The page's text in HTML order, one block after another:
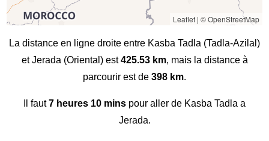
Leaflet| © OpenStreetMap
La distance en ligne droite entre Kasba Tadla (Tadla-Azilal)
et Jerada (Oriental) est425.53 km, mais la distance à
parcourir est de 398 km.
Il faut7 heures 10 mins pour aller de Kasba Tadla a
Jerada.